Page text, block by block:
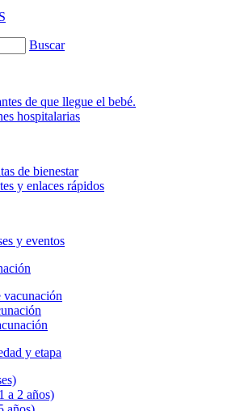
Buscar
de que llegue el bebé.
hospitalarias
de bienestar
y enlaces rápidos
y eventos
vacunación
y etapa
a 2 años)